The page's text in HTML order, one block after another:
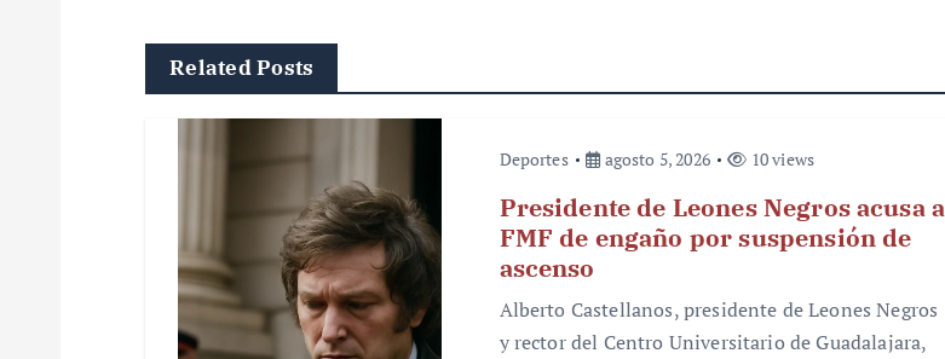
Related Posts
Deportes agosto 5, 2026 10 views
Presidente de Leones Negros acusa a
FMF de engaño por suspensión de
ascenso
Alberto Castellanos, presidente de Leones Negros
y rector del Centro Universitario de Guadalajara,